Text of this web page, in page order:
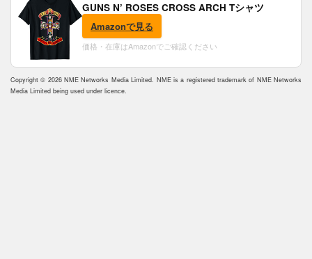
GUNS N’ ROSES CROSS ARCH Tシャツ
Amazonで見る
価格・在庫はAmazonでご確認ください
Copyright © 2026 NME Networks Media Limited. NME is a registered trademark of NME Networks
Media Limited being used under licence.